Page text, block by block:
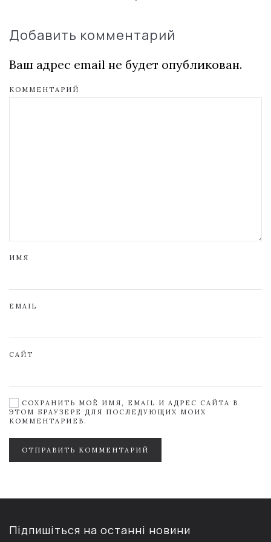
Добавить комментарий
Ваш адрес email не будет опубликован.
КОММЕНТАРИЙ
ИМЯ
EMAIL
САЙТ
СОХРАНИТЬ МОЁ ИМЯ, EMAIL И АДРЕС САЙТА В
ЭТОМ БРАУЗЕРЕ ДЛЯ ПОСЛЕДУЮЩИХ МОИХ
КОММЕНТАРИЕВ.
ОТПРАВИТЬ КОММЕНТАРИЙ
Підпишіться на останні новини